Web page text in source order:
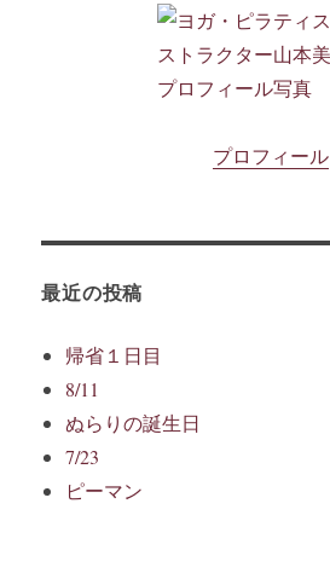
プロフィール
最近の投稿
帰省１日目
8/11
ぬらりの誕生日
7/23
ピーマン